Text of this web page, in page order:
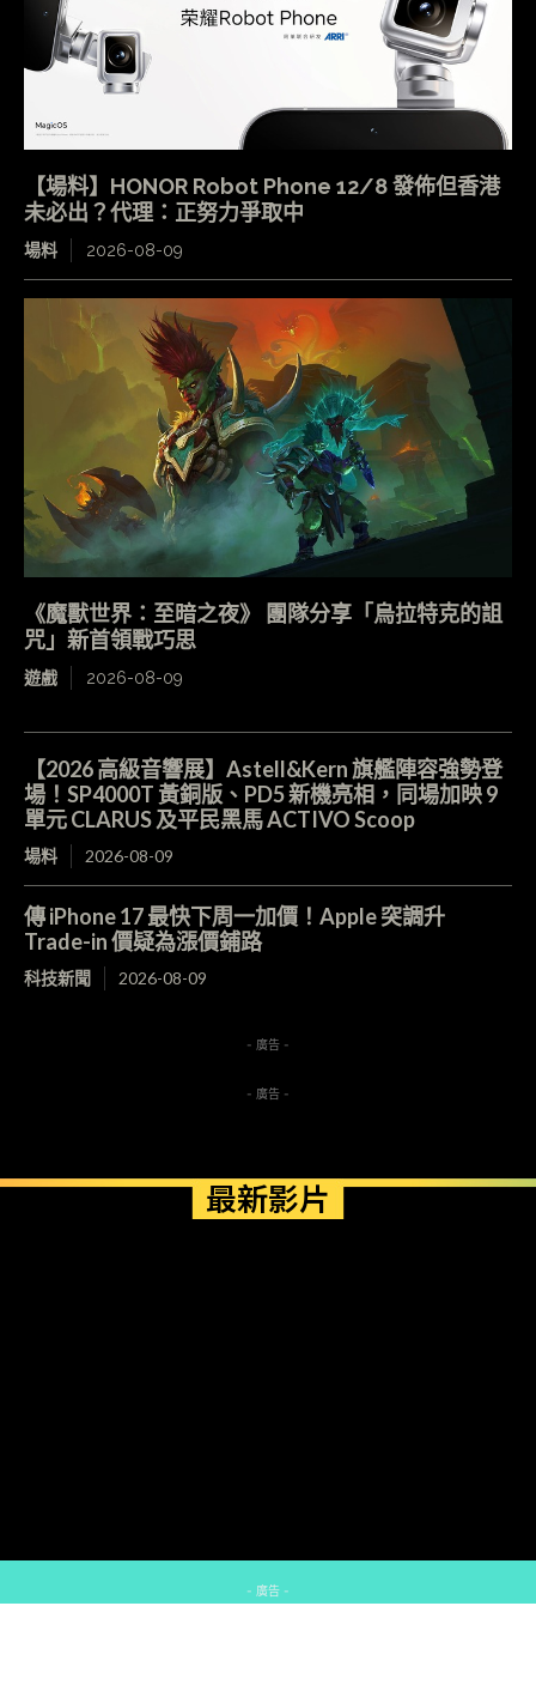
【場料】HONOR Robot Phone 12/8 發佈但香港
未必出？代理：正努力爭取中
場料 2026-08-09
《魔獸世界：至暗之夜》 團隊分享「烏拉特克的詛
咒」新首領戰巧思
遊戲 2026-08-09
【2026 高級音響展】Astell&Kern 旗艦陣容強勢登
場！SP4000T 黃銅版、PD5 新機亮相，同場加映 9
單元 CLARUS 及平民黑馬 ACTIVO Scoop
場料 2026-08-09
傳 iPhone 17 最快下周一加價！Apple 突調升
Trade-in 價疑為漲價鋪路
科技新聞 2026-08-09
- 廣告 -
- 廣告 -
最新影片
- 廣告 -